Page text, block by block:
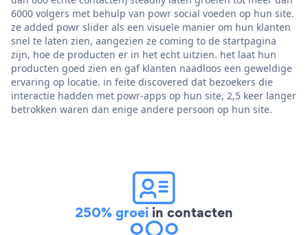
6000 volgers met behulp van powr social voeden op hun site.
ze added powr slider als een visuele manier om hun klanten
snel te laten zien, aangezien ze coming to de startpagina
zijn, hoe de producten er in het echt uitzien. het laat hun
producten goed zien en gaf klanten naadloos een geweldige
ervaring op locatie. in feite discovered dat bezoekers die
interactie hadden met powr-apps op hun site, 2,5 keer langer
betrokken waren dan enige andere persoon op hun site.
250% groei in contacten